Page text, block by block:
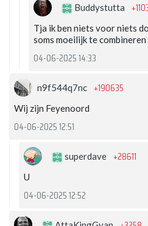
Buddystutta
Tja ik ben niets voor niets
soms moeilijk te combineren
04-06-2025 14:33
n9f544q7nc +190635
Wij zijn Feyenoord
04-06-2025 12:51
superdave +28611
U
04-06-2025 12:52